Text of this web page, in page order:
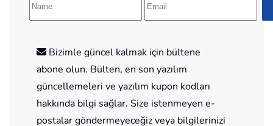
Bizimle güncel kalmak için bültene
abone olun. Bülten, en son yazılım
güncellemeleri ve yazılım kupon kodları
hakkında bilgi sağlar. Size istenmeyen e-
postalar göndermeyeceğiz veya bilgilerinizi